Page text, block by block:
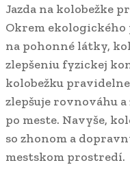
Jazda na kolobežke
Okrem
na pohonné látky,
zlepšeniu fyzickej
kolobežku
zlepšuje rovnováhu
po meste. Navyše,
so zhonom a
mestskom prostredí.